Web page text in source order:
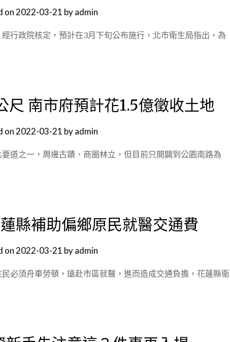
on 2022-03-21 byadmin
行政院核定，預計在3月下旬公布施行，北市衛生局指出，為
南市府預計花1.5億徵收土地
on 2022-03-21 byadmin
道之一，周邊古蹟、商圈林立，但目前只開闢到公園南路為
縣補助偏鄉原民就醫交通費
on 2022-03-21 byadmin
必須舟車勞頓，遠赴市區就醫，進而造成交通負擔，花蓮縣衛